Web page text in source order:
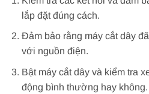
lắp đặt đúng cách.
Đảm bảo rằng máy cắt dây
với nguồn điện.
Bật máy cắt dây và kiểm tra
động bình thường hay không.